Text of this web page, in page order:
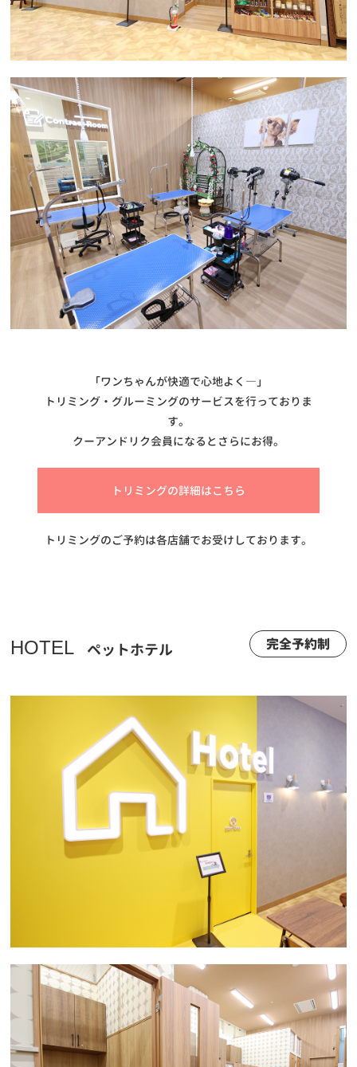
「ワンちゃんが快適で心地よく―」
トリミング・グルーミングのサービスを行っておりま
す。
クーアンドリク会員になるとさらにお得。
トリミングの詳細はこちら
トリミングのご予約は各店舗でお受けしております。
HOTEL ペットホテル 完全予約制